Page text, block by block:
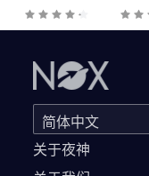
关于夜神